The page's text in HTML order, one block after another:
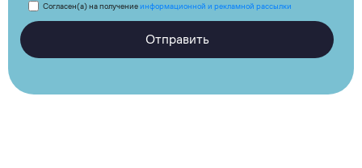
Согласен(а) на получениеинформационной и рекламной рассылки
Отправить